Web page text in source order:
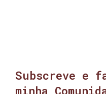
Subscreve e
minha